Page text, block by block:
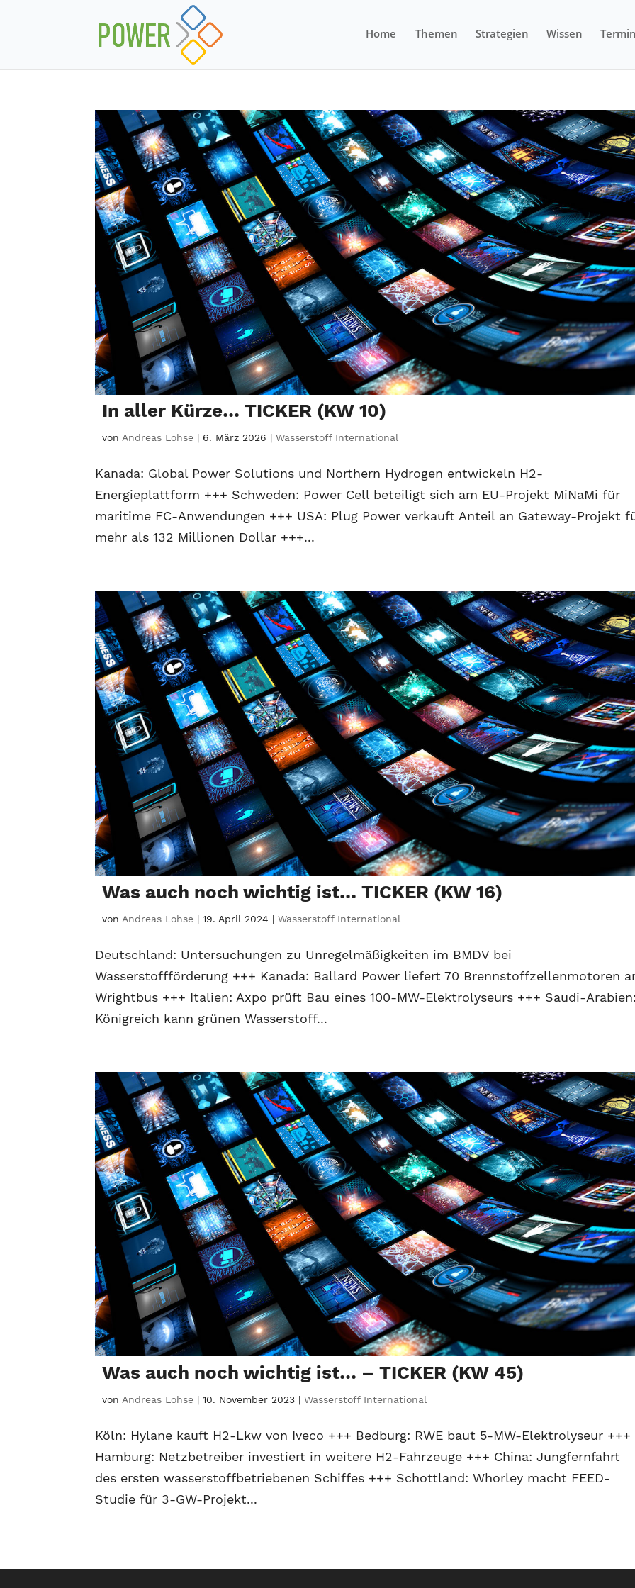
Home Themen Strategien Wissen
In aller Kürze… TICKER (KW 10)
vonAndreas Lohse | 6. März 2026 |Wasserstoff International
Kanada: Global Power Solutions und Northern Hydrogen entwickeln H2-
Energieplattform +++ Schweden: Power Cell beteiligt sich am EU-Projekt MiNaMi für
maritime FC-Anwendungen +++ USA: Plug Power verkauft Anteil an Gateway-Projekt
mehr als 132 Millionen Dollar +++...
Was auch noch wichtig ist… TICKER (KW 16)
von Andreas Lohse |19. April 2024 |Wasserstoff International
Deutschland: Untersuchungen zu Unregelmäßigkeiten im BMDV bei
Wasserstoffförderung +++ Kanada: Ballard Power liefert 70 Brennstoffzellenmotoren
Wrightbus +++ Italien: Axpo prüft Bau eines 100-MW-Elektrolyseurs +++ Saudi-
Königreich kann grünen Wasserstoff...
Was auch noch wichtig ist… – TICKER (KW 45)
vonAndreas Lohse |10. November 2023 |Wasserstoff International
Köln: Hylane kauft H2-Lkw von Iveco +++ Bedburg: RWE baut 5-MW-Elektrolyseur +++
Hamburg: Netzbetreiber investiert in weitere H2-Fahrzeuge +++ China: Jungfernfahrt
des ersten wasserstoffbetriebenen Schiffes +++ Schottland: Whorley macht FEED-
Studie für 3-GW-Projekt...